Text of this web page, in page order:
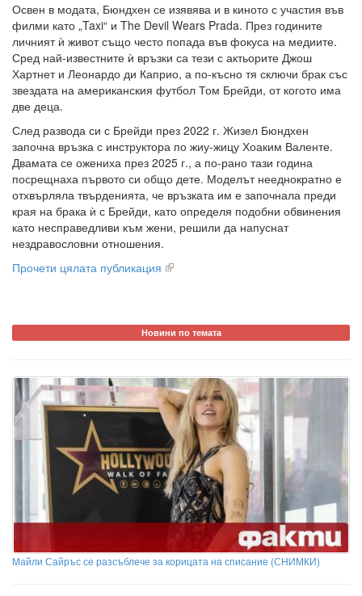
Освен в модата, Бюндхен се изявява и в киното с участия във
филми като „Taxi“ и The Devil Wears Prada. През годините
личният ѝ живот също често попада във фокуса на медиите.
Сред най-известните ѝ връзки са тези с актьорите Джош
Хартнет и Леонардо ди Каприо, а по-късно тя сключи брак със
звездата на американския футбол Том Брейди, от когото има
две деца.
След развода си с Брейди през 2022 г. Жизел Бюндхен
започна връзка с инструктора по жиу-жицу Хоаким Валенте.
Двамата се ожениха през 2025 г., а по-рано тази година
посрещнаха първото си общо дете. Моделът нееднократно е
отхвърляла твърденията, че връзката им е започнала преди
края на брака ѝ с Брейди, като определя подобни обвинения
като несправедливи към жени, решили да напуснат
нездравословни отношения.
Прочети цялата публикация
Новини по темата
Майли Сайръс се разсъблече за корицата на списание (СНИМКИ)